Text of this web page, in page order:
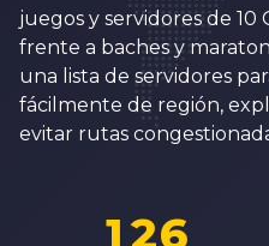
juegos y servidores de 10
frente a baches y
una lista de servidores
fácilmente de región,
evitar rutas
1
7
8
9
0
2
1
2
3
4
6